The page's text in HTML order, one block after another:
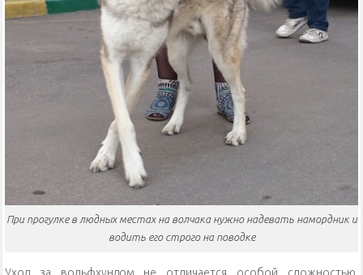
При прогулке в людных местах на волчака нужно надевать намордник и
водить его строго на поводке